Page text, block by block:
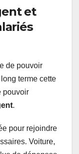
et
de pouvoir
terme cette
pouvoir
.
pour rejoindre
Voiture,